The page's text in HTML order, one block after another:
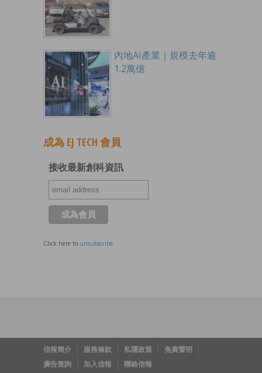
內地AI產業｜規模去年逾
1.2萬億
成為 EJ TECH 會員
接收最新創科資訊
Click here to unsubscribe
信報簡介 服務條款 私隱政策
免責聲明
廣告查詢
加入信報 聯絡信報